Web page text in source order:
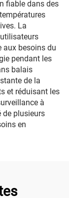
fiable dans des
La
aux besoins du
pendant les
balais
de la
et réduisant les
à
de plusieurs
en